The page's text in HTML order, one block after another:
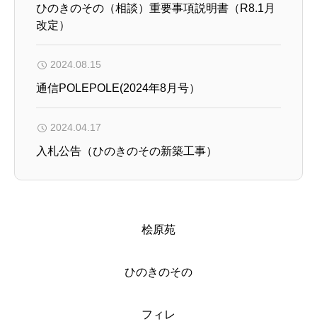
ひのきのその（相談）重要事項説明書（R8.1月
改定）
2024.08.15
通信POLEPOLE(2024年8月号）
2024.04.17
入札公告（ひのきのその新築工事）
桧原苑
ひのきのその
フィレ